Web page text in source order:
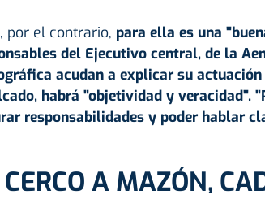
por el contrario, para ella es una
del Ejecutivo central, de la
acudan a explicar su
habrá "objetividad y veracidad".
responsabilidades y poder hablar
CERCO A MAZÓN,